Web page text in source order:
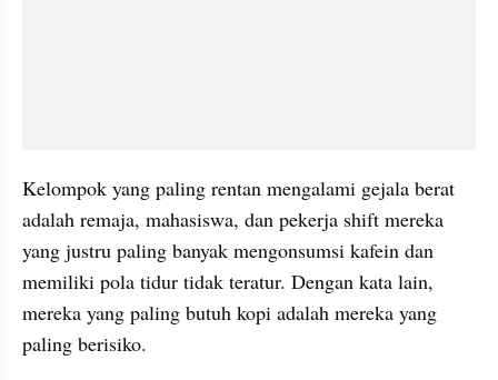
Kelompok yang paling rentan mengalami gejala berat
adalah remaja, mahasiswa, dan pekerja shift mereka
yang justru paling banyak mengonsumsi kafein dan
memiliki pola tidur tidak teratur. Dengan kata lain,
mereka yang paling butuh kopi adalah mereka yang
paling berisiko.